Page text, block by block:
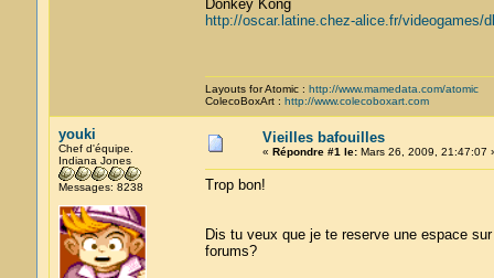
Donkey Kong
http://oscar.latine.chez-alice.fr/videogames/
Layouts for Atomic : http://www.mamedata.com/atomic
ColecoBoxArt : http://www.colecoboxart.com
youki
Chef d'équipe.
Indiana Jones
Messages: 8238
Vieilles bafouilles
« Répondre #1 le:Mars 26, 2009, 21:47:07
Trop bon!
Dis tu veux que je te reserve une espace
forums?